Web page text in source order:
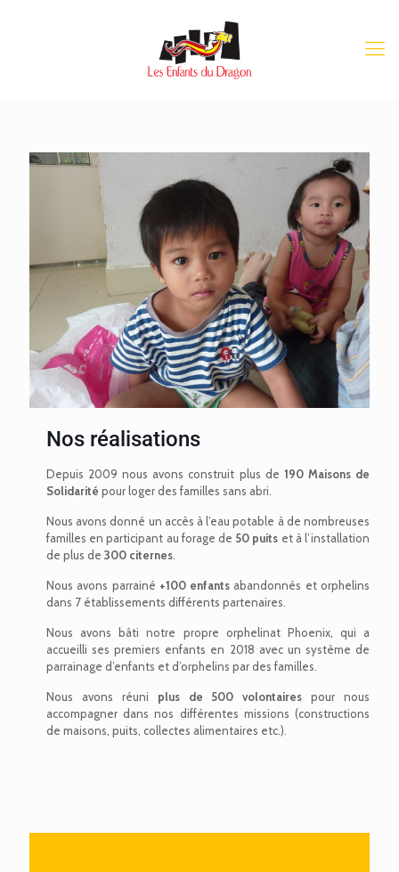
Nos réalisations
Depuis 2009 nous avons construit plus de 190 Maisons de
Solidarité pour loger des familles sans abri.
Nous avons donné un accès à l’eau potable à de nombreuses
familles en participant au forage de 50 puits et à l’installation
de plus de300 citernes
Nous avons parrainé +100 enfants abandonnés et orphelins
dans 7 établissements différents partenaires.
Nous avons bâti notre propre orphelinat Phoenix, qui a
accueilli ses premiers enfants en 2018 avec un système de
parrainage d’enfants et d’orphelins par des familles.
Nous avons réuni plus de 500 volontaires pour nous
accompagner dans nos différentes missions (constructions
de maisons, puits, collectes alimentaires etc.).